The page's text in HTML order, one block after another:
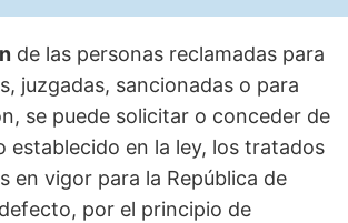
de las personas reclamadas para
juzgadas, sancionadas o para
se puede solicitar o conceder de
establecido en la ley, los tratados
en vigor para la República de
por el principio de